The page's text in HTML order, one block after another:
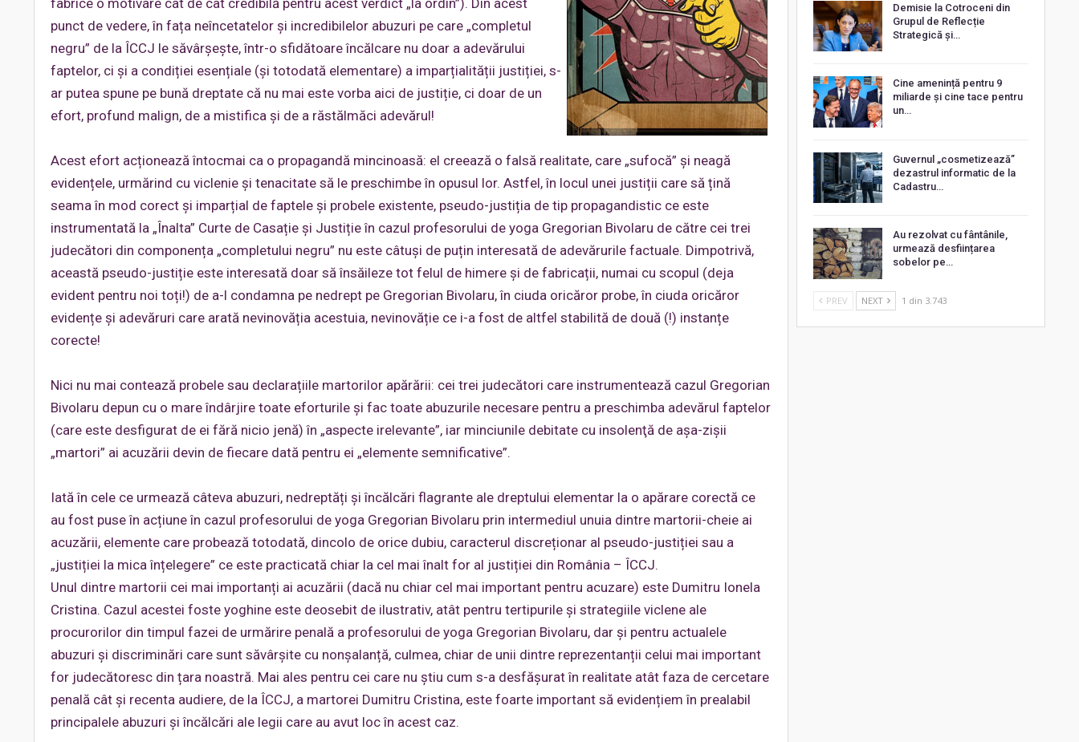
fabrice o motivare cât de cât credibilă pentru acest verdict „la ordin”). Din acest
punct de vedere, în fața neîncetatelor și incredibilelor abuzuri pe care „completul
negru” de la ÎCCJ le săvârșește, într-o sfidătoare încălcare nu doar a adevărului
faptelor, ci și a condiției esențiale (și totodată elementare) a imparțialității justiției, s-
ar putea spune pe bună dreptate că nu mai este vorba aici de justiție, ci doar de un
efort, profund malign, de a mistifica și de a răstălmăci adevărul!
Acest efort acționează întocmai ca o propagandă mincinoasă: el creează o falsă realitate, care „sufocă” și neagă
evidențele, urmărind cu viclenie și tenacitate să le preschimbe în opusul lor. Astfel, în locul unei justiții care să țină
seama în mod corect și imparțial de faptele și probele existente, pseudo-justiția de tip propagandistic ce este
instrumentată la „Înalta” Curte de Casație și Justiție în cazul profesorului de yoga Gregorian Bivolaru de către cei trei
judecători din componența „completului negru” nu este câtuși de puțin interesată de adevărurile factuale. Dimpotrivă,
această pseudo-justiție este interesată doar să însăileze tot felul de himere și de fabricații, numai cu scopul (deja
evident pentru noi toți!) de a-l condamna pe nedrept pe Gregorian Bivolaru, în ciuda oricăror probe, în ciuda oricăror
evidențe și adevăruri care arată nevinovăția acestuia, nevinovăție ce i-a fost de altfel stabilită de două (!) instanțe
corecte!
Nici nu mai contează probele sau declarațiile martorilor apărării: cei trei judecători care instrumentează cazul Gregorian
Bivolaru depun cu o mare îndârjire toate eforturile și fac toate abuzurile necesare pentru a preschimba adevărul faptelor
(care este desfigurat de ei fără nicio jenă) în „aspecte irelevante”, iar minciunile debitate cu insolenţă de așa-zișii
„martori” ai acuzării devin de fiecare dată pentru ei „elemente semnificative”.
Iată în cele ce urmează câteva abuzuri, nedreptăți și încălcări flagrante ale dreptului elementar la o apărare corectă ce
au fost puse în acțiune în cazul profesorului de yoga Gregorian Bivolaru prin intermediul unuia dintre martorii-cheie ai
acuzării, elemente care probează totodată, dincolo de orice dubiu, caracterul discreționar al pseudo-justiției sau a
„justiției la mica înțelegere” ce este practicată chiar la cel mai înalt for al justiției din România – ÎCCJ.
Unul dintre martorii cei mai importanți ai acuzării (dacă nu chiar cel mai important pentru acuzare) este Dumitru Ionela
Cristina. Cazul acestei foste yoghine este deosebit de ilustrativ, atât pentru tertipurile și strategiile viclene ale
procurorilor din timpul fazei de urmărire penală a profesorului de yoga Gregorian Bivolaru, dar și pentru actualele
abuzuri și discriminări care sunt săvârșite cu nonșalanță, culmea, chiar de unii dintre reprezentanții celui mai important
for judecătoresc din țara noastră. Mai ales pentru cei care nu știu cum s-a desfășurat în realitate atât faza de cercetare
penală cât și recenta audiere, de la ÎCCJ, a martorei Dumitru Cristina, este foarte important să evidențiem în prealabil
principalele abuzuri și încălcări ale legii care au avut loc în acest caz.
Demisie la Cotroceni din
Grupul de Reflecție
Strategică și…
Cine amenință pentru 9
miliarde și cine tace pentru
un…
Guvernul „cosmetizează”
dezastrul informatic de la
Cadastru…
Au rezolvat cu fântânile,
urmează desființarea
sobelor pe…
PREV NEXT 1 din 3.743